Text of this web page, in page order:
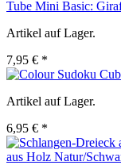
Tube Mini Basic:
Artikel auf Lager.
7,95 € *
Artikel auf Lager.
6,95 € *
aus Holz Natur/